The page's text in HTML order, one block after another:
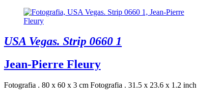
USA Vegas. Strip 0660 1
Jean-Pierre Fleury
Fotografia . 80 x 60 x 3 cm Fotografia . 31.5 x 23.6 x 1.2 inch